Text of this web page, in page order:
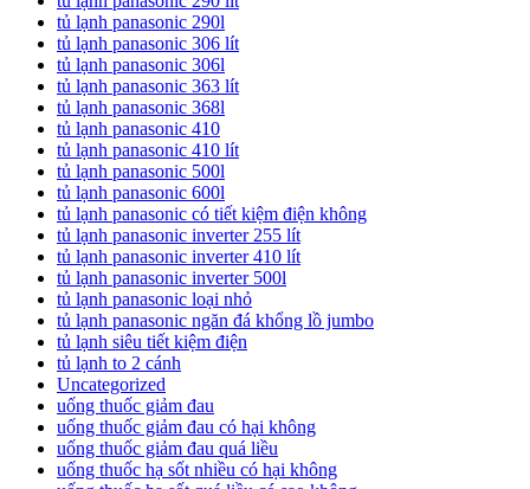
tủ lạnh panasonic 290l
tủ lạnh panasonic 306 lít
tủ lạnh panasonic 306l
tủ lạnh panasonic 363 lít
tủ lạnh panasonic 368l
tủ lạnh panasonic 410
tủ lạnh panasonic 410 lít
tủ lạnh panasonic 500l
tủ lạnh panasonic 600l
tủ lạnh panasonic có tiết kiệm điện không
tủ lạnh panasonic inverter 255 lít
tủ lạnh panasonic inverter 410 lít
tủ lạnh panasonic inverter 500l
tủ lạnh panasonic loại nhỏ
tủ lạnh panasonic ngăn đá khổng lồ jumbo
tủ lạnh siêu tiết kiệm điện
tủ lạnh to 2 cánh
Uncategorized
uống thuốc giảm đau
uống thuốc giảm đau có hại không
uống thuốc giảm đau quá liều
uống thuốc hạ sốt nhiều có hại không